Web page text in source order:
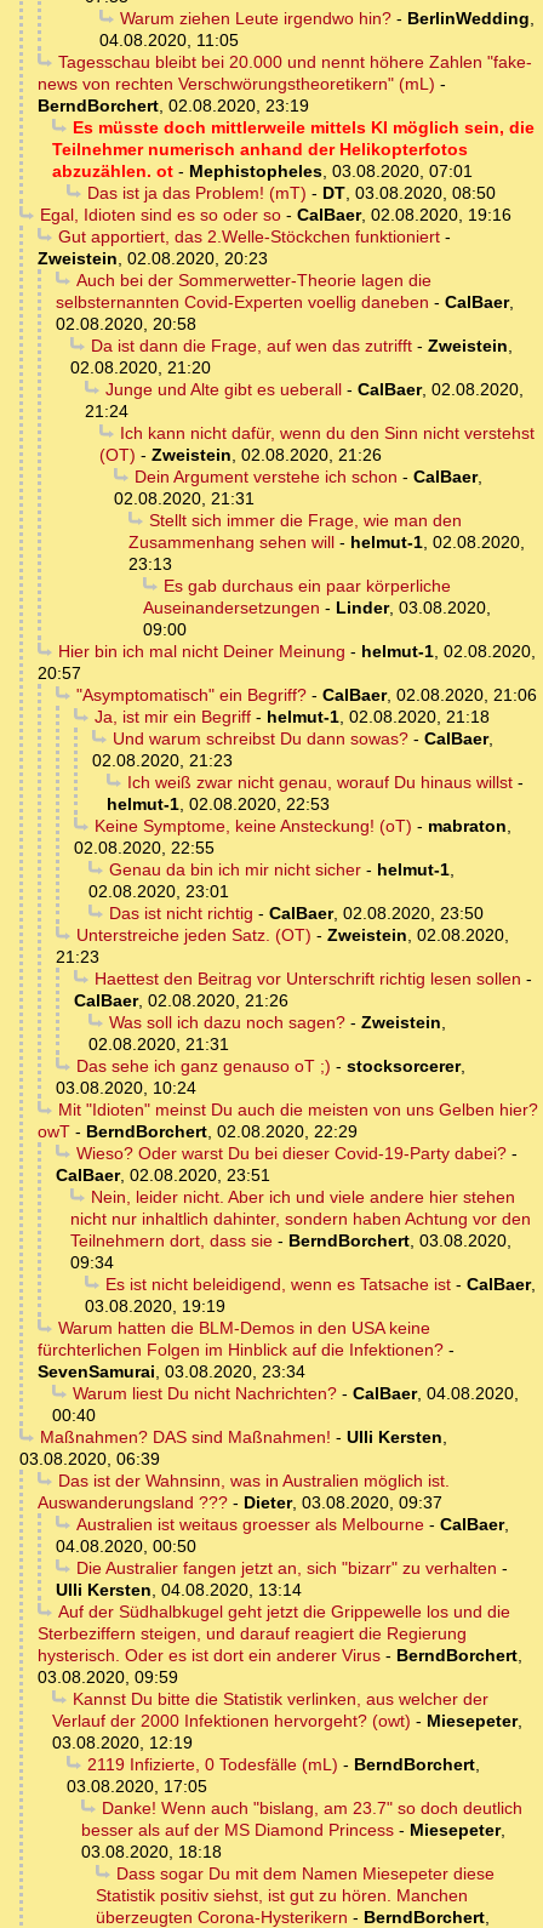
Warum ziehen Leute irgendwo hin?- BerlinWedding,
04.08.2020, 11:05
Tagesschau bleibt bei 20.000 und nennt höhere Zahlen "fake-
news von rechten Verschwörungstheoretikern" (mL) -
BerndBorchert, 02.08.2020, 23:19
Es müsste doch mittlerweile mittels KI möglich sein, die
Teilnehmer numerisch anhand der Helikopterfotos
abzuzählen. ot - Mephistopheles, 03.08.2020, 07:01
Das ist ja das Problem! (mT) - DT, 03.08.2020, 08:50
Egal, Idioten sind es so oder so- CalBaer, 02.08.2020, 19:16
Gut apportiert, das 2.Welle-Stöckchen funktioniert-
Zweistein, 02.08.2020, 20:23
Auch bei der Sommerwetter-Theorie lagen die
selbsternannten Covid-Experten voellig daneben - CalBaer,
02.08.2020, 20:58
Da ist dann die Frage, auf wen das zutrifft- Zweistein,
02.08.2020, 21:20
Junge und Alte gibt es ueberall- CalBaer, 02.08.2020,
21:24
Ich kann nicht dafür, wenn du den Sinn nicht verstehst
(OT) - Zweistein, 02.08.2020, 21:26
Dein Argument verstehe ich schon - CalBaer,
02.08.2020, 21:31
Stellt sich immer die Frage, wie man den
Zusammenhang sehen will - helmut-1, 02.08.2020,
23:13
Es gab durchaus ein paar körperliche
Auseinandersetzungen - Linder, 03.08.2020,
09:00
Hier bin ich mal nicht Deiner Meinung - helmut-1, 02.08.2020,
20:57
"Asymptomatisch" ein Begriff?- CalBaer, 02.08.2020, 21:06
Ja, ist mir ein Begriff- helmut-1, 02.08.2020, 21:18
Und warum schreibst Du dann sowas?- CalBaer,
02.08.2020, 21:23
Ich weiß zwar nicht genau, worauf Du hinaus willst-
helmut-1, 02.08.2020, 22:53
Keine Symptome, keine Ansteckung! (oT) - mabraton,
02.08.2020, 22:55
Genau da bin ich mir nicht sicher- helmut-1,
02.08.2020, 23:01
Das ist nicht richtig - CalBaer, 02.08.2020, 23:50
Unterstreiche jeden Satz. (OT) - Zweistein, 02.08.2020,
21:23
Haettest den Beitrag vor Unterschrift richtig lesen sollen -
CalBaer, 02.08.2020, 21:26
Was soll ich dazu noch sagen?- Zweistein,
02.08.2020, 21:31
Das sehe ich ganz genauso oT ;) - stocksorcerer,
03.08.2020, 10:24
Mit "Idioten" meinst Du auch die meisten von uns Gelben hier?
owT - BerndBorchert, 02.08.2020, 22:29
Wieso? Oder warst Du bei dieser Covid-19-Party dabei?-
CalBaer, 02.08.2020, 23:51
Nein, leider nicht. Aber ich und viele andere hier stehen
nicht nur inhaltlich dahinter, sondern haben Achtung vor den
Teilnehmern dort, dass sie - BerndBorchert, 03.08.2020,
09:34
Es ist nicht beleidigend, wenn es Tatsache ist- CalBaer,
03.08.2020, 19:19
Warum hatten die BLM-Demos in den USA keine
fürchterlichen Folgen im Hinblick auf die Infektionen? -
SevenSamurai, 03.08.2020, 23:34
Warum liest Du nicht Nachrichten?- CalBaer, 04.08.2020,
00:40
Maßnahmen? DAS sind Maßnahmen! - Ulli Kersten,
03.08.2020, 06:39
Das ist der Wahnsinn, was in Australien möglich ist.
Auswanderungsland ??? - Dieter, 03.08.2020, 09:37
Australien ist weitaus groesser als Melbourne- CalBaer,
04.08.2020, 00:50
Die Australier fangen jetzt an, sich "bizarr" zu verhalten -
Ulli Kersten, 04.08.2020, 13:14
Auf der Südhalbkugel geht jetzt die Grippewelle los und die
Sterbeziffern steigen, und darauf reagiert die Regierung
hysterisch. Oder es ist dort ein anderer Virus - BerndBorchert,
03.08.2020, 09:59
Kannst Du bitte die Statistik verlinken, aus welcher der
Verlauf der 2000 Infektionen hervorgeht? (owt) - Miesepeter,
03.08.2020, 12:19
2119 Infizierte, 0 Todesfälle (mL) - BerndBorchert,
03.08.2020, 17:05
Danke! Wenn auch "bislang, am 23.7" so doch deutlich
besser als auf der MS Diamond Princess - Miesepeter,
03.08.2020, 18:18
Dass sogar Du mit dem Namen Miesepeter diese
Statistik positiv siehst, ist gut zu hören. Manchen
überzeugten Corona-Hysterikern - BerndBorchert,